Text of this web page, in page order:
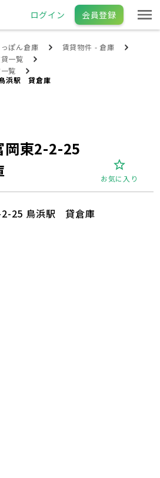
ログイン 会員登録
ぽん倉庫
賃貸物件 - 倉庫
一覧
覧
浜駅 貸倉庫
岡東2-2-25
お気に入り
2-25 鳥浜駅 貸倉庫